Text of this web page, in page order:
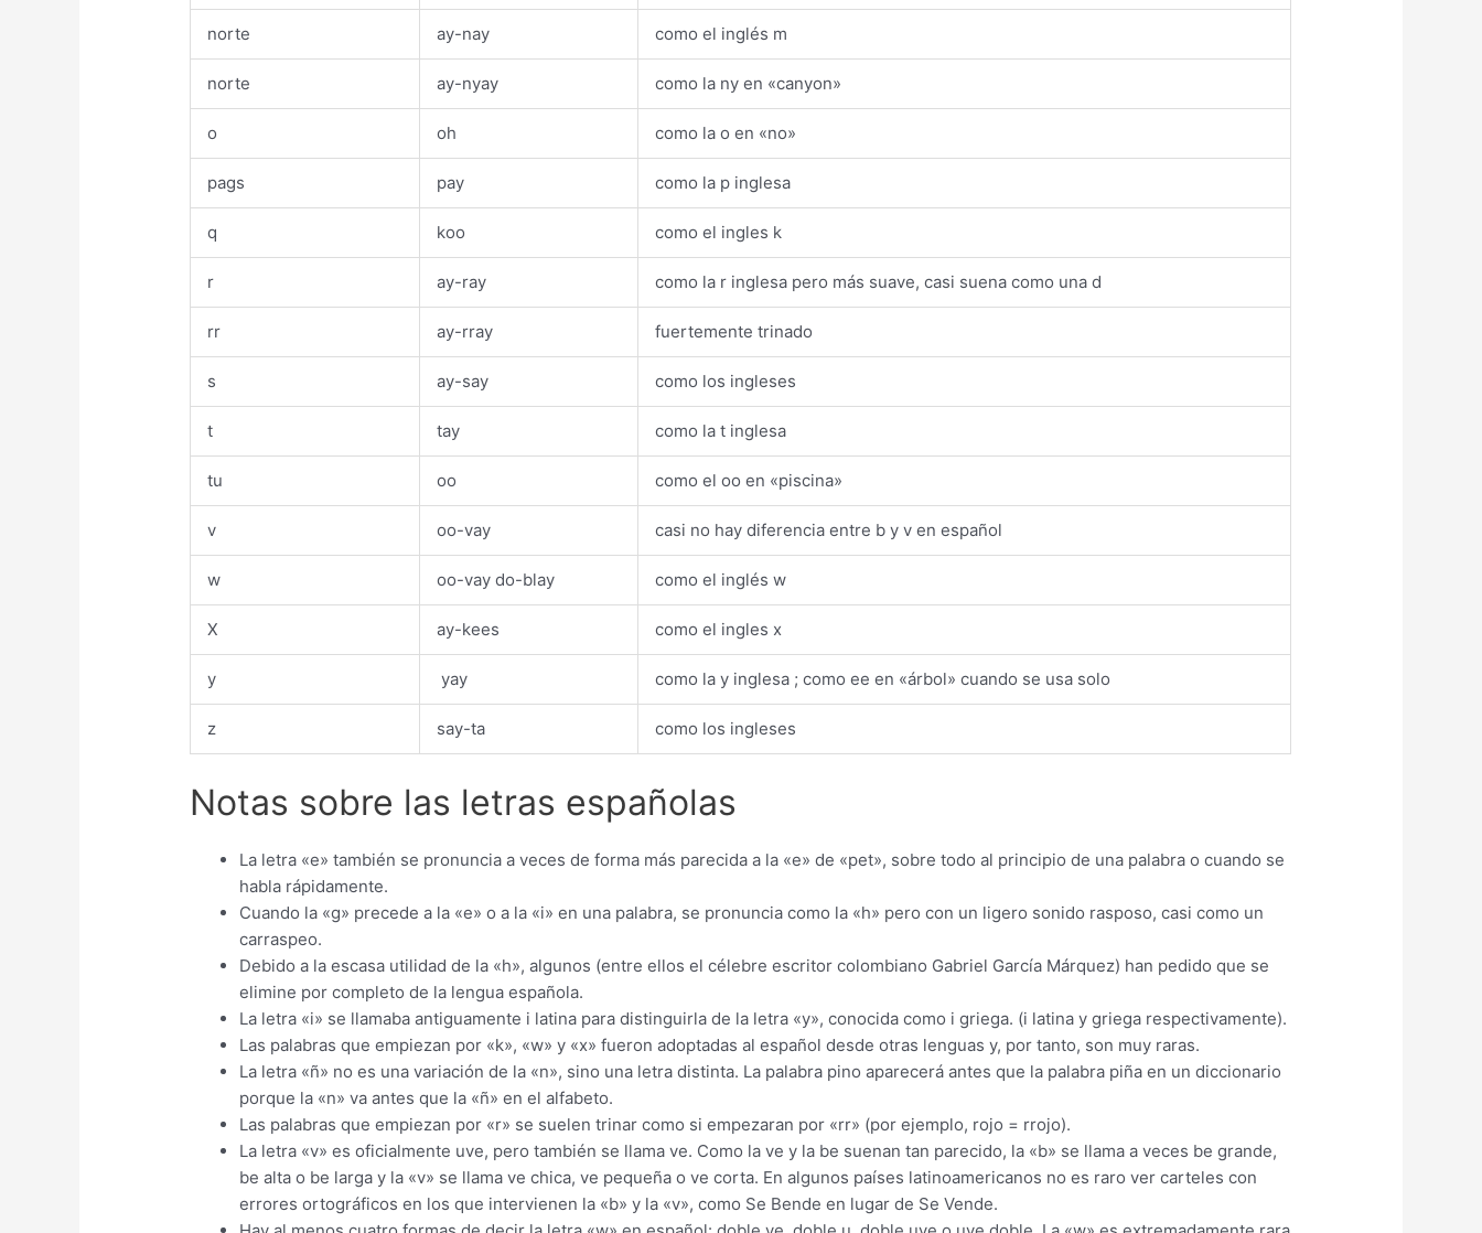
norte ay-nay como el inglés m
norte ay-nyay como la ny en «canyon»
o oh como la o en «no»
pags pay como la p inglesa
q koo como el ingles k
r ay-ray como la r inglesa pero más suave, casi suena como una d
rr ay-rray fuertemente trinado
s ay-say como los ingleses
t tay como la t inglesa
tu oo como el oo en «piscina»
v oo-vay casi no hay diferencia entre b y v en español
w oo-vay do-blay como el inglés w
X ay-kees como el ingles x
y yay como la y inglesa ; como ee en «árbol» cuando se usa solo
z say-ta como los ingleses
Notas sobre las letras españolas
La letra «e» también se pronuncia a veces de forma más parecida a la «e» de «pet», sobre todo al principio de una palabra o cuando se
habla rápidamente.
Cuando la «g» precede a la «e» o a la «i» en una palabra, se pronuncia como la «h» pero con un ligero sonido rasposo, casi como un
carraspeo.
Debido a la escasa utilidad de la «h», algunos (entre ellos el célebre escritor colombiano Gabriel García Márquez) han pedido que se
elimine por completo de la lengua española.
La letra «i» se llamaba antiguamente i latina para distinguirla de la letra «y», conocida como i griega. (i latina y griega respectivamente).
Las palabras que empiezan por «k», «w» y «x» fueron adoptadas al español desde otras lenguas y, por tanto, son muy raras.
La letra «ñ» no es una variación de la «n», sino una letra distinta. La palabra pino aparecerá antes que la palabra piña en un diccionario
porque la «n» va antes que la «ñ» en el alfabeto.
Las palabras que empiezan por «r» se suelen trinar como si empezaran por «rr» (por ejemplo, rojo = rrojo).
La letra «v» es oficialmente uve, pero también se llama ve. Como la ve y la be suenan tan parecido, la «b» se llama a veces be grande,
be alta o be larga y la «v» se llama ve chica, ve pequeña o ve corta. En algunos países latinoamericanos no es raro ver carteles con
errores ortográficos en los que intervienen la «b» y la «v», como Se Bende en lugar de Se Vende.